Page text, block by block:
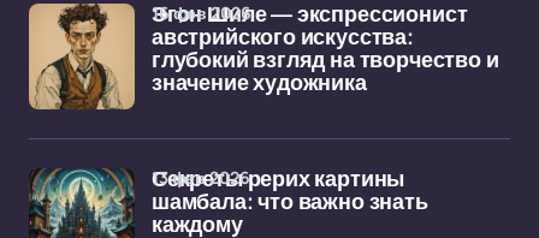
Эгон Шиле — экспрессионист
австрийского искусства:
глубокий взгляд на творчество и
значение художника
16 фев 2026
Секреты рерих картины
шамбала: что важно знать
каждому
13 фев 2026